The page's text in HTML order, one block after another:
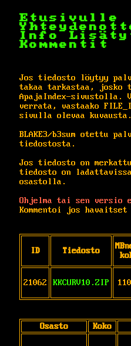
Etusivulle
Info
Kommentit
Jos tiedosto löytyy
takaa tarkastaa, josko
ApajaIndex-sivustolla.
verrata, vastaako
sivulla olevaa kuvausta.
BLAKE3/b3sum otettu
tiedostosta.
Jos tiedosto on
tiedosto on
osastolla.
Ohjelma tai sen versio
Kommentoi jos
ID Tiedosto
21062 KKCURV10.ZIP
Osasto Koko